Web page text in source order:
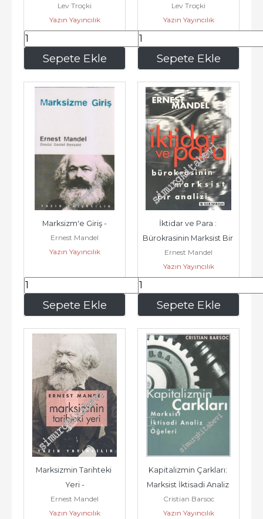
Sepete Ekle
Lev Troçki
Yazın Yayıncılık
210,00 Sepete Ekle
Lev Troçki
Yazın Yayıncılık
420,00
Sepete Ekle
Marksizm'e Giriş -
Ernest Mandel
Yazın Yayıncılık
280,00 Sepete Ekle
İktidar ve Para :
Bürokrasinin Marksist Bir
Analizi -
Ernest Mandel
Yazın Yayıncılık
280,00
Marksizmin Tarihteki
Yeri -
Ernest Mandel
Yazın Yayıncılık
Kapitalizmin Çarkları:
Marksist İktisadi Analiz
Öğeleri -
Cristian Barsoc
Yazın Yayıncılık